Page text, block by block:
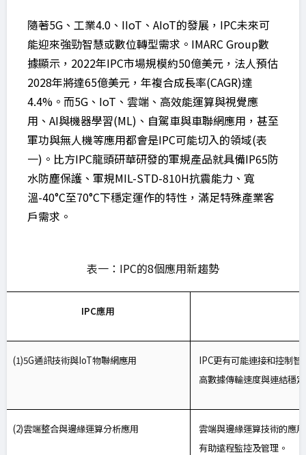
隨著5G、工業4.0、IIoT、AIoT的發展，IPC未來可
能迎來強勁智慧或數位轉型需求。IMARC Group數
據顯示，2022年IPC市場規模約50億美元，法人預估
2028年將達65億美元，年複合成長率(CAGR)達
4.4%。而5G、IoT、雲端、高效能運算與視覺應
用、AI與機器學習(ML)、自駕車與車聯網應用，甚至
軍功與無人機等應用都會是IPC可能切入的領域(表
一)。比方IPC龍頭研華研發的軍規產品就具備IP65防
水防塵保護、軍規MIL-STD-810H抗震能力、寬
溫-40°C至70°C下穩定運作的特性，滿足特殊產業客
戶需求。
表一：IPC的8個應用新趨勢
IPC應用
(1)5G通訊技術與IoT物聯網應用 IPC更有可能連接和控制
高數據傳輸速度與連結穩
(2)雲端整合與邊緣運算分析應用
雲端與邊緣運算技術的應
有助遠程監控及管理。